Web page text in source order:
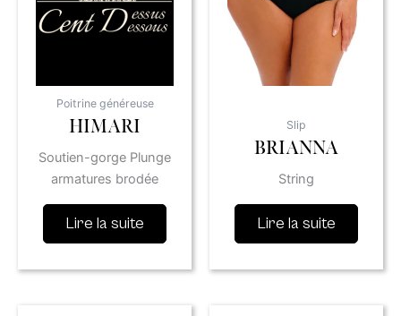
Poitrine généreuse
HIMARI
Soutien-gorge Plunge
armatures brodée
Lire la suite
Slip
BRIANNA
String
Lire la suite